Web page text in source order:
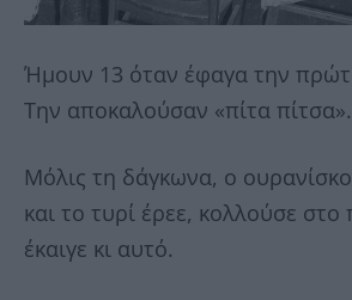
Ήμουν 13 όταν έφαγα την
Την αποκαλούσαν «πίτα πίτσα».
Μόλις τη δάγκωνα, ο
και το τυρί έρεε, κολλούσε στο
έκαιγε κι αυτό.